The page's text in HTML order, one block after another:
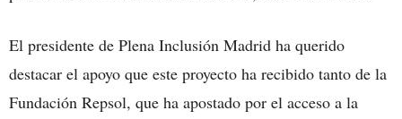
El presidente de Plena Inclusión Madrid ha querido
destacar el apoyo que este proyecto ha recibido tanto de la
Fundación Repsol, que ha apostado por el acceso a la